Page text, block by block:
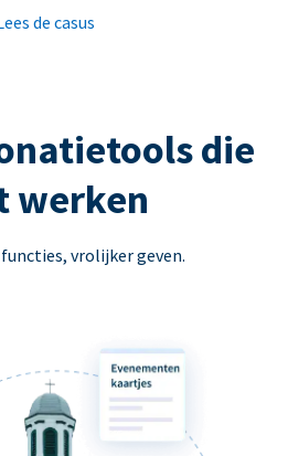
de casus
die
werken
vrolijker geven.